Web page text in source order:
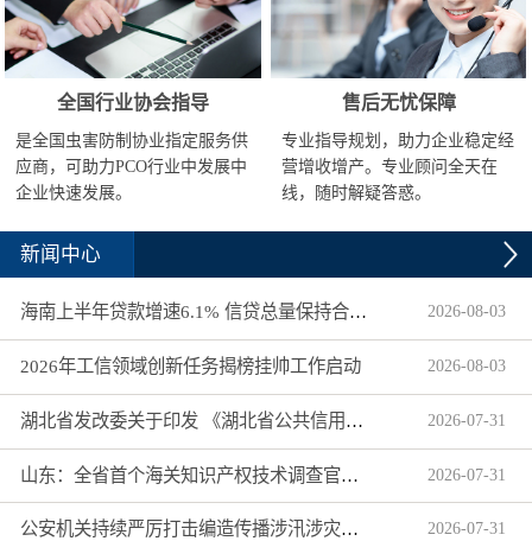
全国行业协会指导
是全国虫害防制协业指定服务供
应商，可助力PCO行业中发展中
企业快速发展。
售后无忧保障
专业指导规划，助力企业稳定经
营增收增产。专业顾问全天在
线，随时解疑答惑。
新闻中心
海南上半年贷款增速6.1% 信贷总量保持合理平稳增长 2026-08-03
2026年工信领域创新任务揭榜挂帅工作启动 2026-08-03
湖北省发改委关于印发 《湖北省公共信用信息目录（2026年版）》的通知 2026-07-31
山东：全省首个海关知识产权技术调查官制度落地济南自贸片区 2026-07-31
公安机关持续严厉打击编造传播涉汛涉灾网络谣言 2026-07-31